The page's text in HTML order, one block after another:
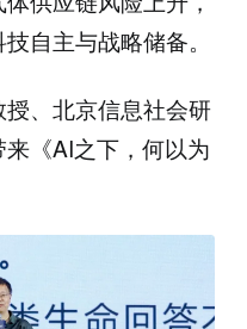
自主与战略储备。
、北京信息社会研
《AI之下，何以为